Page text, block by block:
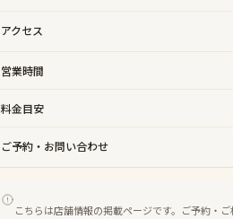
アクセス
営業時間
料金目安
ご予約・お問い合わせ
こちらは店舗情報の掲載ページです。ご予約・